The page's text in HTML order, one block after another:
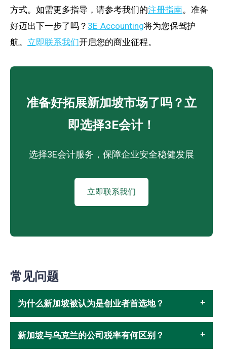
方式。如需更多指导，请参考我们的注册指南。准备
好迈出下一步了吗？ 3E Accounting将为您保驾护
航。 立即联系我们开启您的商业征程。
准备好拓展新加坡市场了吗？立
即选择3E会计！
选择3E会计服务，保障企业安全稳健发展
立即联系我们
常见问题
为什么新加坡被认为是创业者首选地？
新加坡与乌克兰的公司税率有何区别？